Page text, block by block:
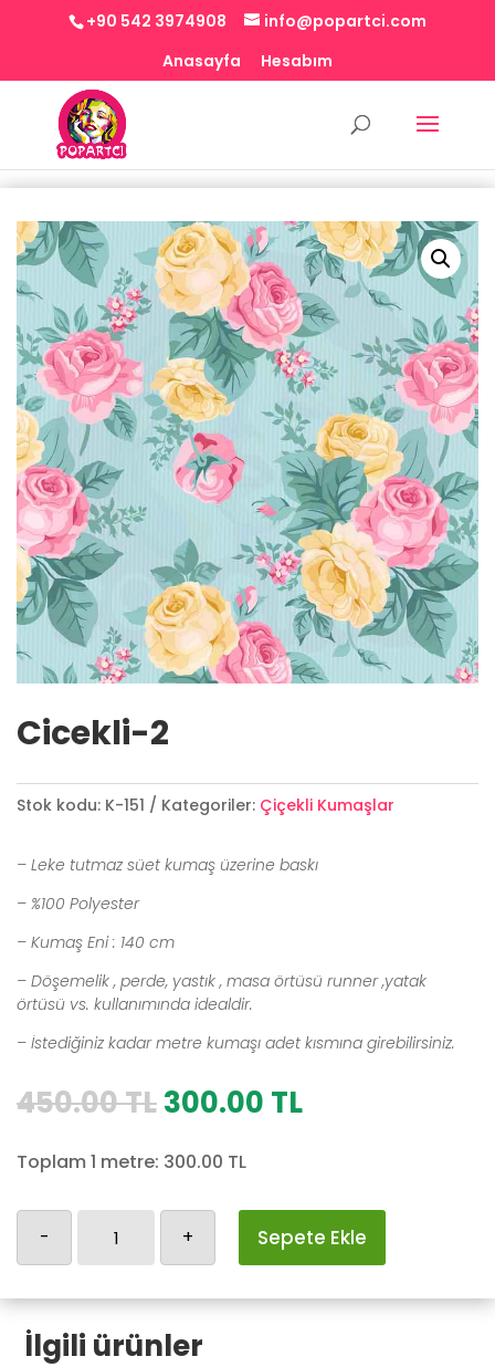
+90 542 3974908
info@popartci.com
Anasayfa
Hesabım
Cicekli-2
Stok kodu: K-151 Kategoriler: Çiçekli Kumaşlar
– Leke tutmaz süet kumaş üzerine baskı
– %100 Polyester
– Kumaş Eni : 140 cm
– Döşemelik , perde, yastık , masa örtüsü runner ,yatak
örtüsü vs. kullanımında idealdir.
– İstediğiniz kadar metre kumaşı adet kısmına girebilirsiniz.
450.00TLOrijinal
450.00 TL.
300.00 TLŞu
Toplam 1 metre: 300.00 TL
- + Sepete Ekle
İlgili ürünler